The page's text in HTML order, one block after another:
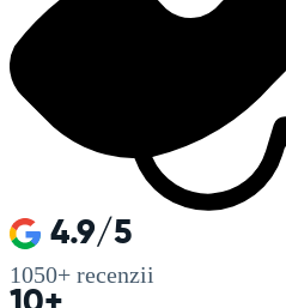
4.9/5
1050+ recenzii